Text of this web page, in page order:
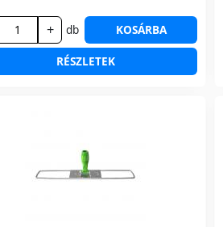
+ db KOSÁRBA
RÉSZLETEK